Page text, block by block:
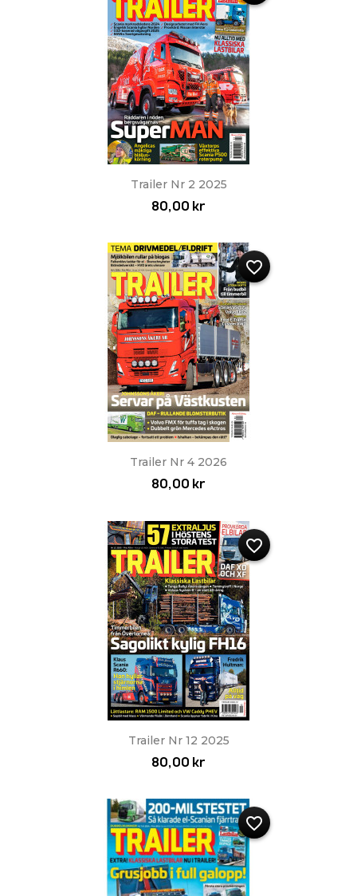
Trailer Nr 2 2025
80,00 kr
Trailer Nr 4 2026
80,00 kr
favorite_border
Trailer Nr 12 2025
80,00 kr
favorite_border
favorite_border